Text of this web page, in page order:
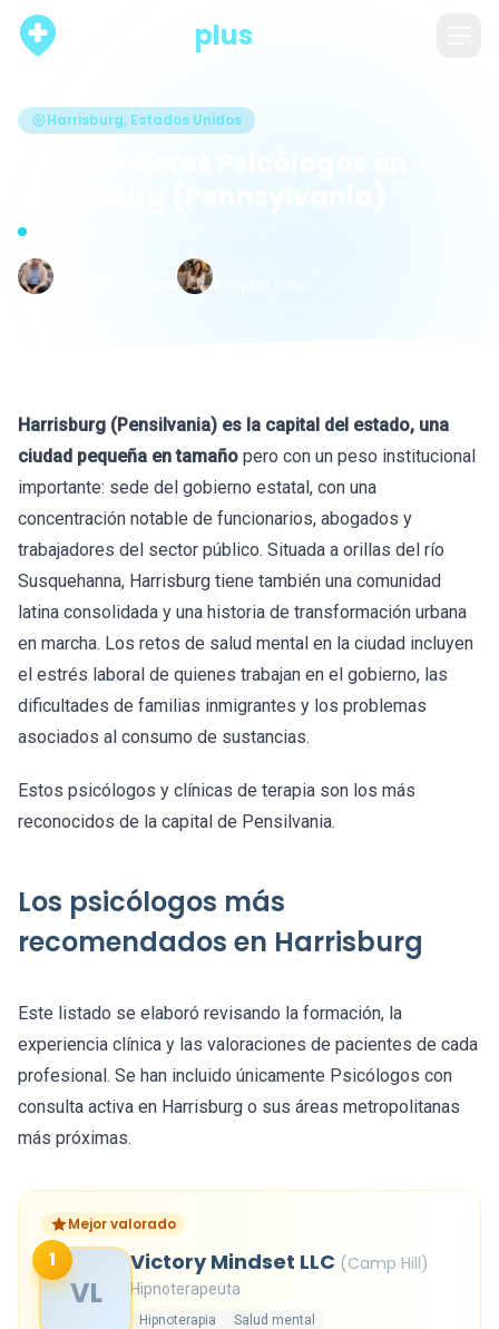
plus
Harrisburg, Estados Unidos
Harrisburg (Pensilvania) es la capital del estado, una
ciudad pequeña en tamaño pero con un peso institucional
importante: sede del gobierno estatal, con una
concentración notable de funcionarios, abogados y
trabajadores del sector público. Situada a orillas del río
Susquehanna, Harrisburg tiene también una comunidad
latina consolidada y una historia de transformación urbana
en marcha. Los retos de salud mental en la ciudad incluyen
el estrés laboral de quienes trabajan en el gobierno, las
dificultades de familias inmigrantes y los problemas
asociados al consumo de sustancias.
Estos psicólogos y clínicas de terapia son los más
reconocidos de la capital de Pensilvania.
Los psicólogos más
recomendados en Harrisburg
Este listado se elaboró revisando la formación, la
experiencia clínica y las valoraciones de pacientes de cada
profesional. Se han incluido únicamente Psicólogos con
consulta activa en Harrisburg o sus áreas metropolitanas
más próximas.
Mejor valorado
VL
1 Victory Mindset LLC (Camp Hill)
Hipnoterapeuta
Hipnoterapia
Salud mental